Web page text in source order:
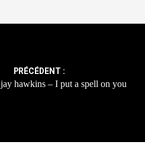
PRÉCÉDENT :
jay hawkins – I put a spell on you